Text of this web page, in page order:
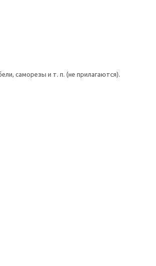
саморезы и т. п. (не прилагаются).